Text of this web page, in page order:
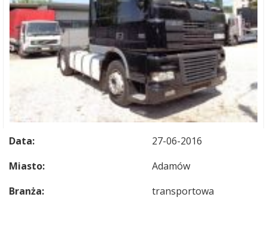
Data:
27-06-2016
Miasto:
Adamów
Branża:
transportowa